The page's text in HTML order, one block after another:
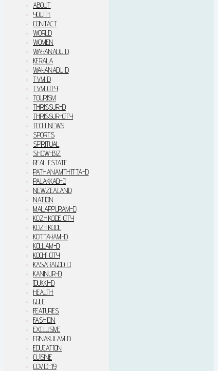
ABOUT
YOUTH
CONTACT
WORLD
WOMEN
WAYANADU D
KERALA
WAYANADU D
TVM D
TVM CITY
TOURISM
THRISSUR-D
THRISSUR-CITY
TECH NEWS
SPORTS
SPIRITUAL
SHOW-BIZ
REAL ESTATE
PATHANAMTHITTA-D
PALAKKAD-D
NEWZEALAND
NATION
MALAPPURAM-D
KOZHIKODE CITY
KOZHIKODE
KOTTAYAM-D
KOLLAM-D
KOCHI CITY
KASARAGOD-D
KANNUR-D
IDUKKI–D
HEALTH
GULF
FEATURES
FASHION
EXCLUSIVE
ERNAKULAM D
EDUCATION
CUISINE
COVID-19